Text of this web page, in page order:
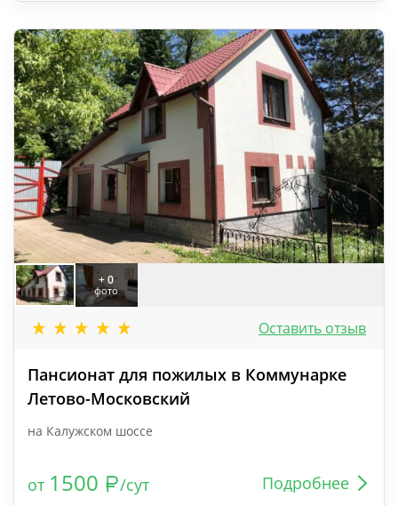
+ 0
фото
Оставить отзыв
Пансионат для пожилых в Коммунарке
Летово-Московский
на Калужском шоссе
от 1500 /сут Подробнее